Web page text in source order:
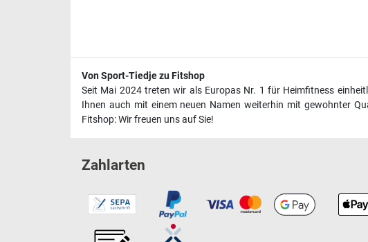
Von Sport-Tiedje zu Fitshop
Seit Mai 2024 treten wir als Europas Nr. 1 für Heimfitness
Ihnen auch mit einem neuen Namen weiterhin mit gewohnter
Fitshop: Wir freuen uns auf Sie!
Zahlarten